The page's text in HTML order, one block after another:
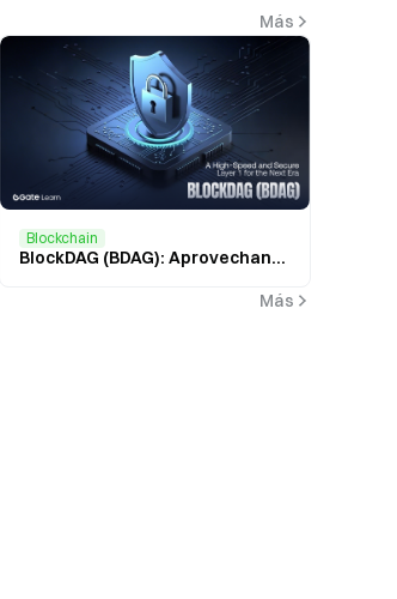
Más
Blockchain
BlockDAG (BDAG): Aprovechando DAG × PoW para crear una capa 1 de alto rendimiento y segura de próxima generación
Más